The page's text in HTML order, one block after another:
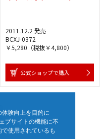
験向上を目的に
ブサイトの機能に不
使用されているも
2011.12.2 発売
BCXJ-0372
￥5,280（税抜￥4,800）
公式ショップで購入